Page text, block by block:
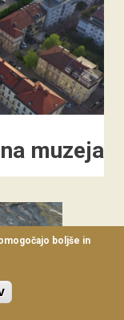
muzeja
boljše in